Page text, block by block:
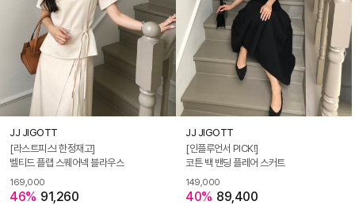
JJ JIGOTT
[라스트피스! 한정재고]
벨티드 플랩 스퀘어넥 블라우스
169,000
46% 91,260
JJ JIGOTT
[인플루언서 PICK!]
코튼 백 밴딩 플레어 스커트
149,000
40% 89,400